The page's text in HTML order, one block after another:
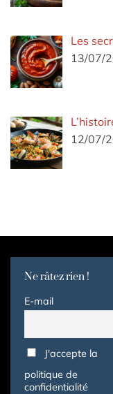
Les
13/07/
12/07/
Ne râtez rien !
E-mail
J'accepte la
politique de
confidentialité